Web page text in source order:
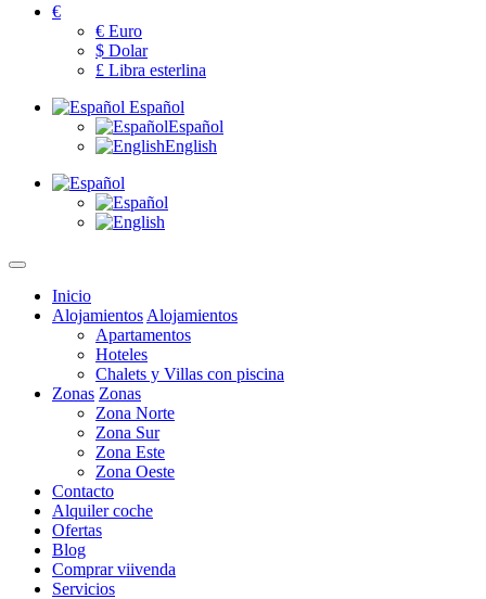
€
€ Euro
$ Dolar
£ Libra esterlina
Español
Español
English
Inicio
Alojamientos Alojamientos
Apartamentos
Hoteles
Chalets y Villas con piscina
Zonas Zonas
Zona Norte
Zona Sur
Zona Este
Zona Oeste
Contacto
Alquiler coche
Ofertas
Blog
Comprar viivenda
Servicios